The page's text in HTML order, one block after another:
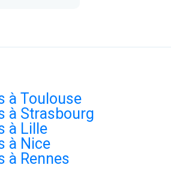
à Toulouse
à Strasbourg
à Lille
à Nice
à Rennes